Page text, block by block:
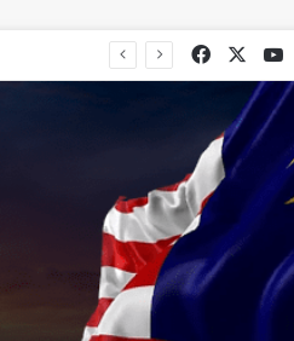
Facebook